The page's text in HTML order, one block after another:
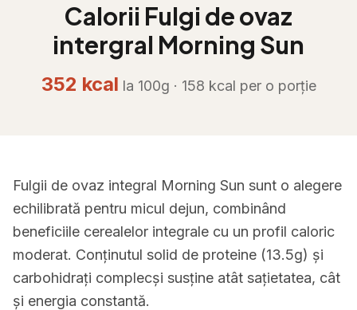
Calorii Fulgi de ovaz
intergral Morning Sun
352 kcal la 100g · 158 kcal per o porție
Fulgii de ovaz integral Morning Sun sunt o alegere
echilibrată pentru micul dejun, combinând
beneficiile cerealelor integrale cu un profil caloric
moderat. Conținutul solid de proteine (13.5g) și
carbohidrați complecși susține atât sațietatea, cât
și energia constantă.